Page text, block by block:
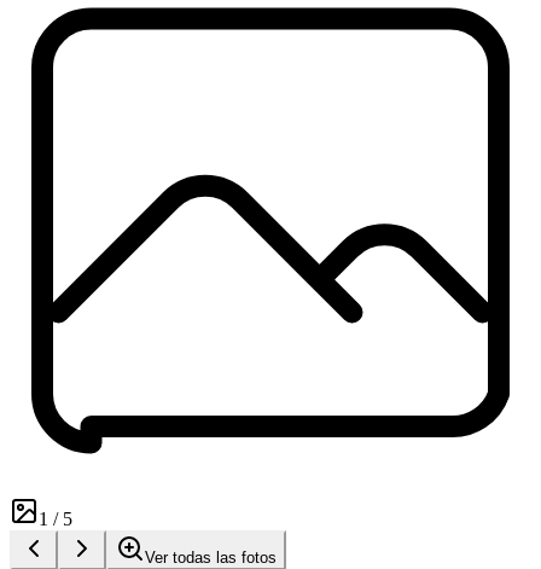
1 / 5
Ver todas las fotos